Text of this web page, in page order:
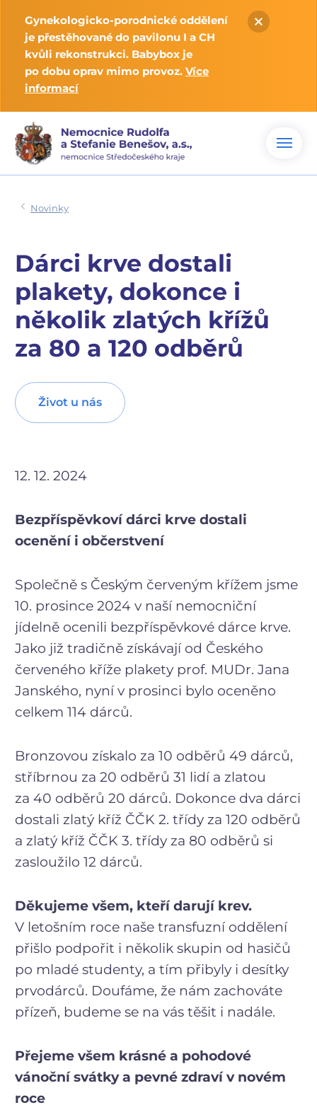
Gynekologicko-porodnické oddělení
je přestěhované do pavilonu I a CH
kvůli rekonstrukci. Babybox je
po dobu oprav mimo provoz. Více
informací
Novinky
Dárci krve dostali
plakety, dokonce i
několik zlatých křížů
za 80 a 120 odběrů
Život u nás
12. 12. 2024
Bezpříspěvkoví dárci krve dostali
ocenění i občerstvení
Společně s Českým červeným křížem jsme
10. prosince 2024 v naší nemocniční
jídelně ocenili bezpříspěvkové dárce krve.
Jako již tradičně získávají od Českého
červeného kříže plakety prof. MUDr. Jana
Janského, nyní v prosinci bylo oceněno
celkem 114 dárců.
Bronzovou získalo za 10 odběrů 49 dárců,
stříbrnou za 20 odběrů 31 lidí a zlatou
za 40 odběrů 20 dárců. Dokonce dva dárci
dostali zlatý kříž ČČK 2. třídy za 120 odběrů
a zlatý kříž ČČK 3. třídy za 80 odběrů si
zasloužilo 12 dárců.
Děkujeme všem, kteří darují krev.
V letošním roce naše transfuzní oddělení
přišlo podpořit i několik skupin od hasičů
po mladé studenty, a tím přibyly i desítky
prvodárců. Doufáme, že nám zachováte
přízeň, budeme se na vás těšit i nadále.
Přejeme všem krásné a pohodové
vánoční svátky a pevné zdraví v novém
roce